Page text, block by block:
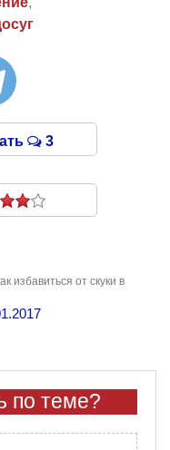
3
избавиться от скуки в
по теме?